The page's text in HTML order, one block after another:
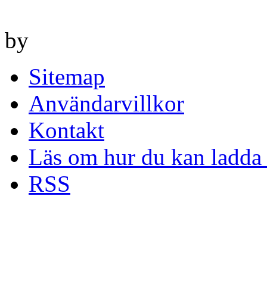
by
Sitemap
Användarvillkor
Kontakt
Läs om hur du kan
RSS